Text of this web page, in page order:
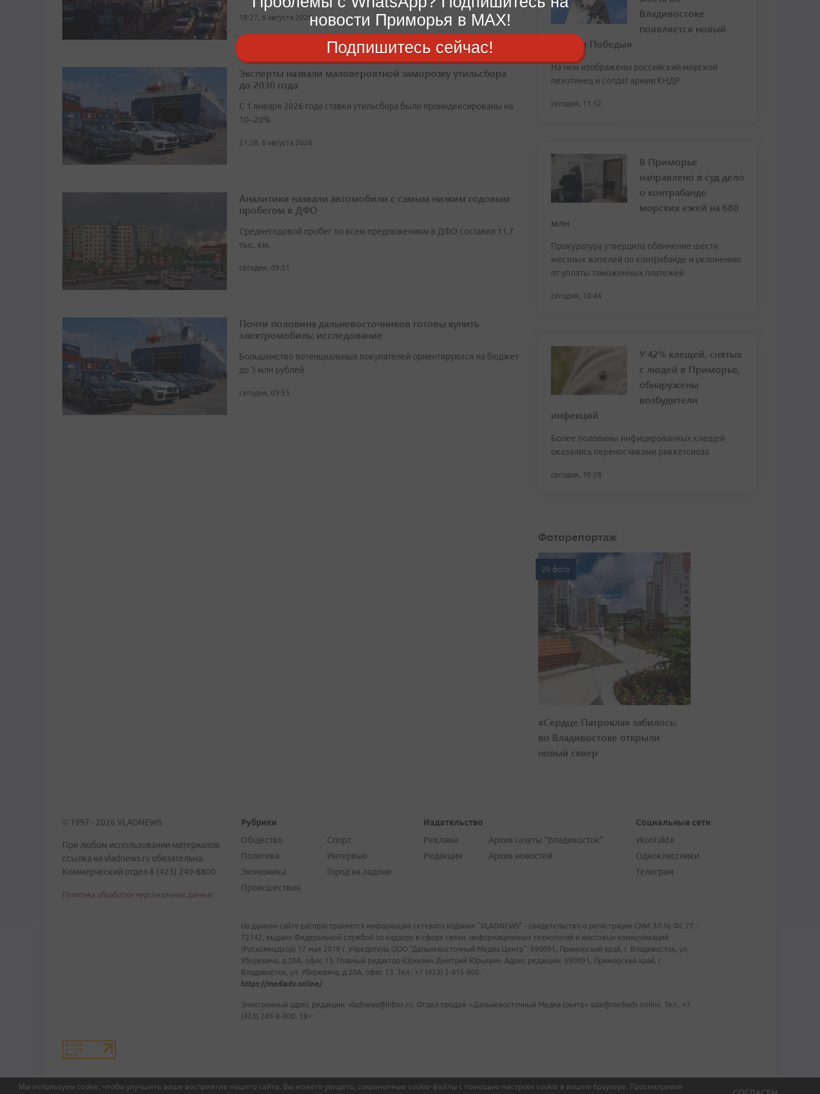
Мы используем cookie, чтобы улучшить ваше восприятие нашего сайта. Вы можете увидеть, сохраненные cookie-файлы с помощью настроек cookie в вашем браузере. Просматривая
18:27, 6 августа 2026
Эксперты назвали маловероятной заморозку утильсбора
до 2030 года
С 1 января 2026 года ставки утильсбора были проиндексированы на
10–20%
21:28, 6 августа 2026
Аналитики назвали автомобили с самым низким годовым
пробегом в ДФО
Среднегодовой пробег по всем предложениям в ДФО составил 11,7
тыс. км.
сегодня, 09:51
Почти половина дальневосточников готовы купить
электромобиль: исследование
Большинство потенциальных покупателей ориентируются на бюджет
до 3 млн рублей
сегодня, 09:55
Владивостоке
появляется новый
«Мурал Победы»
На нем изображены российский морской
пехотинец и солдат армии КНДР
сегодня, 11:12
В Приморье
направлено в суд дело
о контрабанде
морских ежей на 680
млн
Прокуратура утвердила обвинение шести
местных жителей по контрабанде и уклонению
от уплаты таможенных платежей
сегодня, 10:44
У 42% клещей, снятых
с людей в Приморье,
обнаружены
возбудители
инфекций
Более половины инфицированных клещей
оказались переносчиками риккетсиоза
сегодня, 10:28
Фоторепортаж
20 фото
«Сердце Патрокла» забилось:
во Владивостоке открыли
новый сквер
© 1997 - 2026 VLADNEWS
При любом использовании материалов
ссылка на vladnews.ru обязательна.
Коммерческий отдел 8 (423) 249-8800
Политика обработки персональных данных
Рубрики
Общество
Политика
Экономика
Происшествия
Спорт
Интервью
Город на ладони
Издательство
Реклама
Редакция
Архив газеты "Владивосток"
Архив новостей
Социальные сети
vkontakte
Одноклассники
Телеграм
На данном сайте распространяется информация сетевого издания "VLADNEWS" - свидетельство о регистрации СМИ ЭЛ № ФС 77 -
72742, выдано Федеральной службой по надзору в сфере связи, информационных технологий и массовых коммуникаций
(Роскомнадзор) 17 мая 2018 г. Учредитель ООО "Дальневосточный Медиа Центр". 690091, Приморский край, г. Владивосток, ул.
Уборевича, д.20А, офис 13. Главный редактор Юркевич Дмитрий Юрьевич. Адрес редакции: 690091, Приморский край, г.
Владивосток, ул. Уборевича, д.20А, офис 13. Тел.: +7 (423) 2-415-600.
https://mediadv.online/
Электронный адрес редакции: vladnews@inbox.ru. Отдел продаж «Дальневосточный Медиа Центр» sale@mediadv.online. Тел.: +7
(423) 249-8-800. 18+
новости Приморья в MAX!
Подпишитесь сейчас!